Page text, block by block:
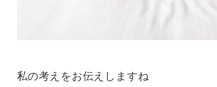
私の考えをお伝えしますね